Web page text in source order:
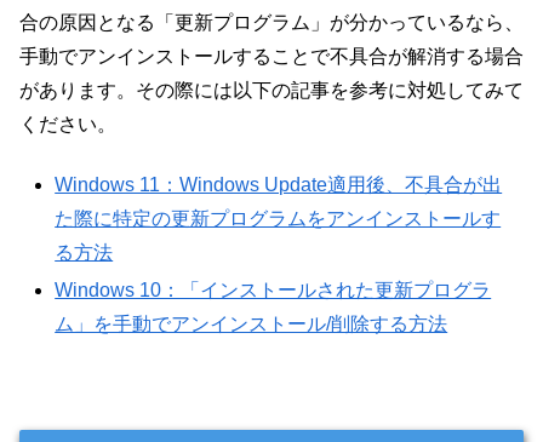
合の原因となる「更新プログラム」が分かっているなら、
手動でアンインストールすることで不具合が解消する場合
があります。その際には以下の記事を参考に対処してみて
ください。
Windows 11：Windows Update適用後、不具合が出
た際に特定の更新プログラムをアンインストールす
る方法
Windows 10：「インストールされた更新プログラ
ム」を手動でアンインストール/削除する方法